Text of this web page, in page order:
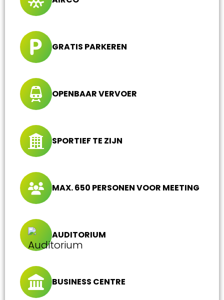
GRATIS PARKEREN
OPENBAAR VERVOER
SPORTIEF TE ZIJN
MAX. 650 PERSONEN VOOR MEETING
AUDITORIUM
BUSINESS CENTRE